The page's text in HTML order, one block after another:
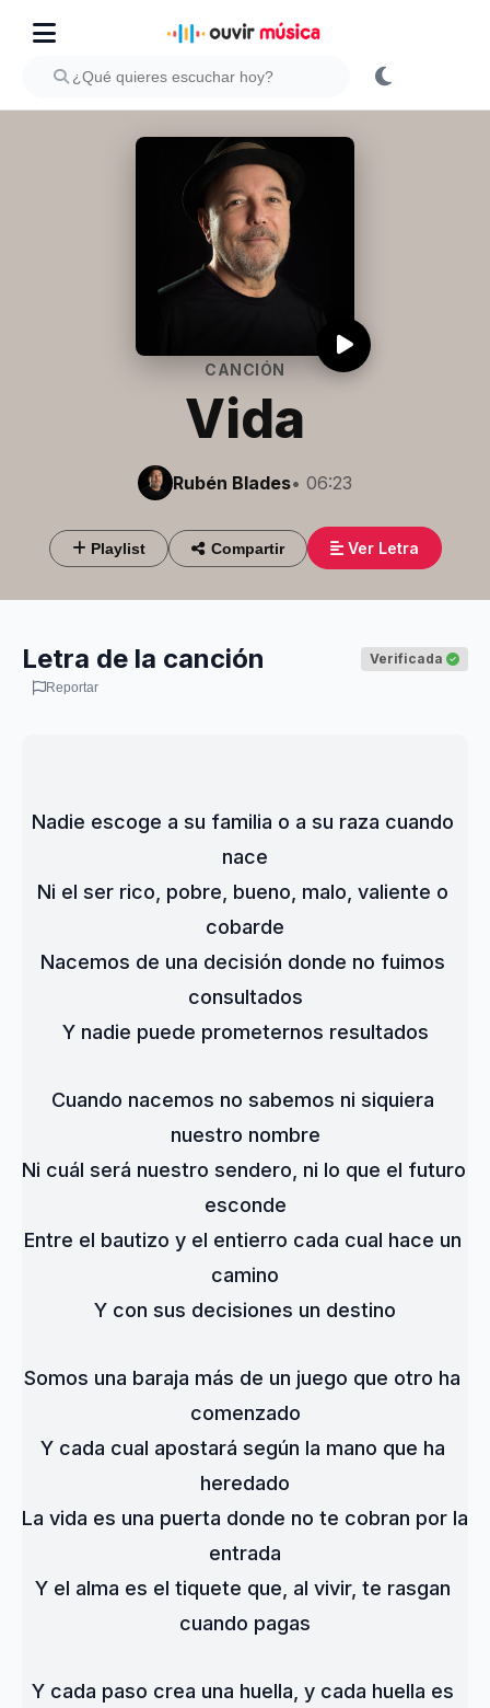
CANCIÓN
Vida
Rubén Blades• 06:23
Playlist Compartir Ver Letra
Letra de la canción Verificada
Reportar
Nadie escoge a su familia o a su raza cuando
nace
Ni el ser rico, pobre, bueno, malo, valiente o
cobarde
Nacemos de una decisión donde no fuimos
consultados
Y nadie puede prometernos resultados
Cuando nacemos no sabemos ni siquiera
nuestro nombre
Ni cuál será nuestro sendero, ni lo que el futuro
esconde
Entre el bautizo y el entierro cada cual hace un
camino
Y con sus decisiones un destino
Somos una baraja más de un juego que otro ha
comenzado
Y cada cual apostará según la mano que ha
heredado
La vida es una puerta donde no te cobran por la
entrada
Y el alma es el tiquete que, al vivir, te rasgan
cuando pagas
Y cada paso crea una huella, y cada huella es